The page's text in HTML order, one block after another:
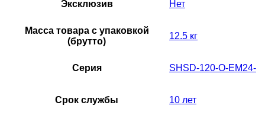
Эксклюзив Нет
Масса товара с упаковкой
(брутто)
12.5 кг
Серия SHSD-120-O-EM24-
Срок службы 10 лет